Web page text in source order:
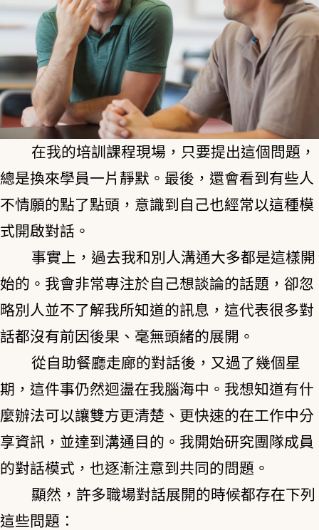
在我的培訓課程現場，只要提出這個問題，
總是換來學員一片靜默。最後，還會看到有些人
不情願的點了點頭，意識到自己也經常以這種模
式開啟對話。
事實上，過去我和別人溝通大多都是這樣開
始的。我會非常專注於自己想談論的話題，卻忽
略別人並不了解我所知道的訊息，這代表很多對
話都沒有前因後果、毫無頭緒的展開。
從自助餐廳走廊的對話後，又過了幾個星
期，這件事仍然迴盪在我腦海中。我想知道有什
麼辦法可以讓雙方更清楚、更快速的在工作中分
享資訊，並達到溝通目的。我開始研究團隊成員
的對話模式，也逐漸注意到共同的問題。
顯然，許多職場對話展開的時候都存在下列
這些問題：